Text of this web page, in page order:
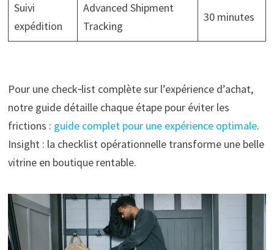
Suivi
expédition
Advanced Shipment
Tracking
30 minutes
Pour une check‑list complète sur l’expérience d’achat,
notre guide détaille chaque étape pour éviter les
frictions : guide complet pour une expérience optimale.
Insight : la checklist opérationnelle transforme une belle
vitrine en boutique rentable.